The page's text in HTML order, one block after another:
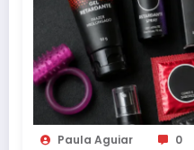
Paula Aguiar 0